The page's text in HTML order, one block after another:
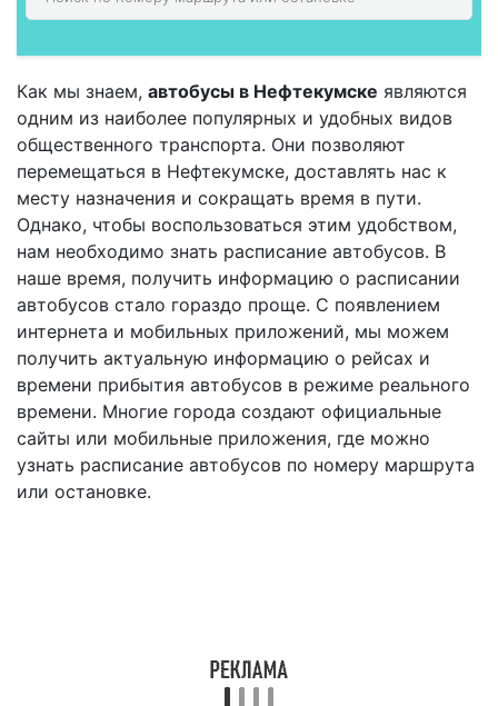
Как мы знаем, автобусы в Нефтекумске являются
одним из наиболее популярных и удобных видов
общественного транспорта. Они позволяют
перемещаться в Нефтекумске, доставлять нас к
месту назначения и сокращать время в пути.
Однако, чтобы воспользоваться этим удобством,
нам необходимо знать расписание автобусов. В
наше время, получить информацию о расписании
автобусов стало гораздо проще. С появлением
интернета и мобильных приложений, мы можем
получить актуальную информацию о рейсах и
времени прибытия автобусов в режиме реального
времени. Многие города создают официальные
сайты или мобильные приложения, где можно
узнать расписание автобусов по номеру маршрута
или остановке.